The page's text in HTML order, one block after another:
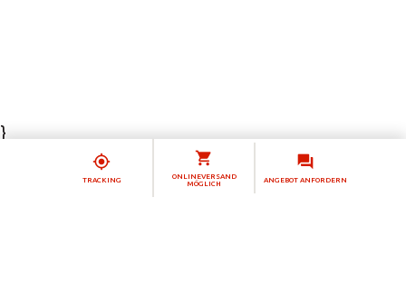
TRACKING
ONLINEVERSAND
MÖGLICH
ANGEBOT ANFORDERN
}
Hinweis bei Erhebung